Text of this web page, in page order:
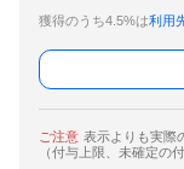
獲得のうち4.5%は利用
ご注意 表示よりも実際
（付与上限、未確定の付